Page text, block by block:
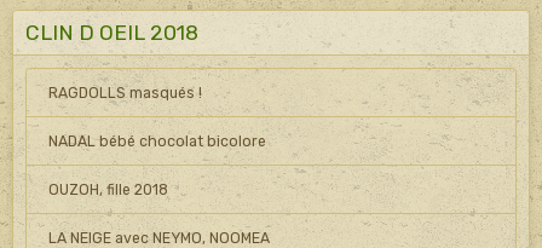
CLIN D OEIL 2018
RAGDOLLS masqués !
NADAL bébé chocolat bicolore
OUZOH, fille 2018
LA NEIGE avec NEYMO, NOOMEA